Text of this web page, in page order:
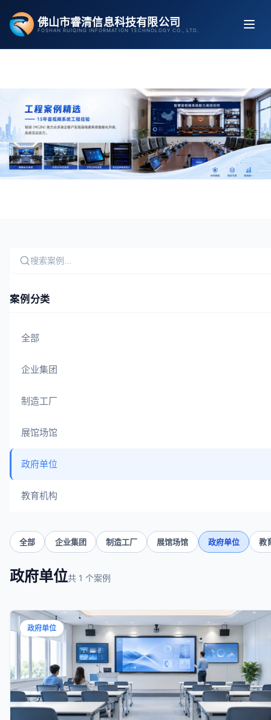
容
佛山市睿清信息科技有限公司
FOSHAN RUIQING INFORMATION TECHNOLOGY CO., LTD.
案例分类
全部
企业集团
制造工厂
展馆场馆
政府单位
教育机构
全部 企业集团 制造工厂 展馆场馆 政府单位 教
政府单位共 1 个案例
政府单位